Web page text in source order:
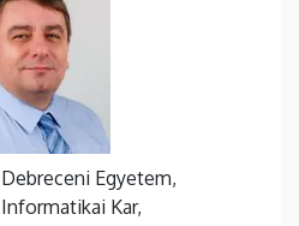
Debreceni Egyetem,
Informatikai Kar,